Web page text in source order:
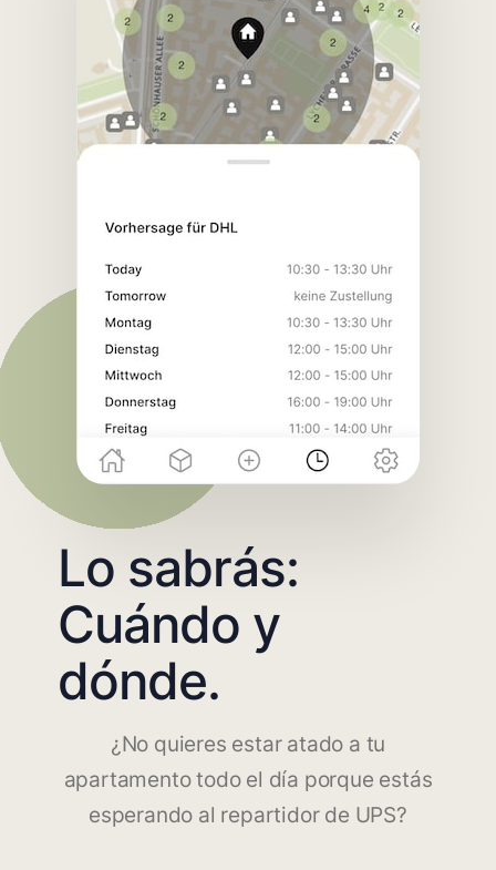
Lo sabrás:
Cuándo y
dónde.
¿No quieres estar atado a tu
apartamento todo el día porque estás
esperando al repartidor de UPS?